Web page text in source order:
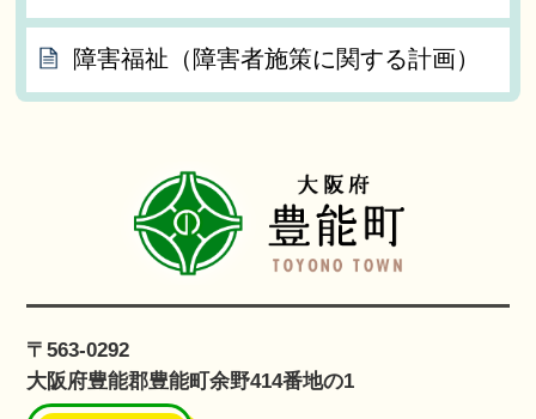
障害福祉（障害者施策に関する計画）
〒563-0292
大阪府豊能郡豊能町余野414番地の1